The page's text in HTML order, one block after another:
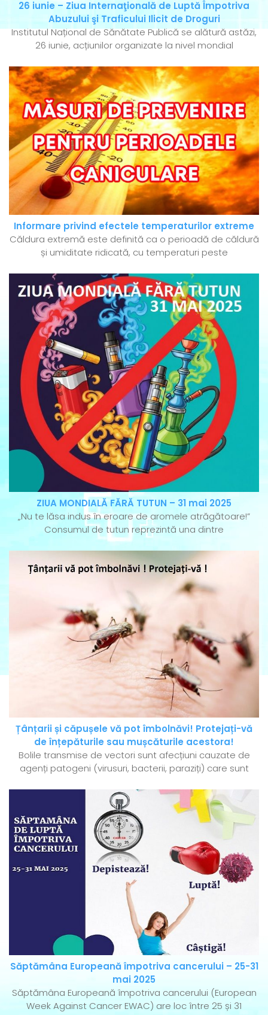
26 iunie – Ziua Internaţională de Luptă Împotriva
Abuzului şi Traficului Ilicit de Droguri
Institutul Național de Sănătate Publică se alătură astăzi,
26 iunie, acțiunilor organizate la nivel mondial
Informare privind efectele temperaturilor extreme
Căldura extremă este definită ca o perioadă de căldură
și umiditate ridicată, cu temperaturi peste
ZIUA MONDIALĂ FĂRĂ TUTUN – 31 mai 2025
„Nu te lăsa indus în eroare de aromele atrăgătoare!”
Consumul de tutun reprezintă una dintre
Țânțarii și căpușele vă pot îmbolnăvi! Protejați-vă
de înțepăturile sau mușcăturile acestora!
Bolile transmise de vectori sunt afecțiuni cauzate de
agenți patogeni (virusuri, bacterii, paraziți) care sunt
Săptămâna Europeană împotriva cancerului – 25-31
mai 2025
Săptămâna Europeană împotriva cancerului (European
Week Against Cancer EWAC) are loc între 25 și 31